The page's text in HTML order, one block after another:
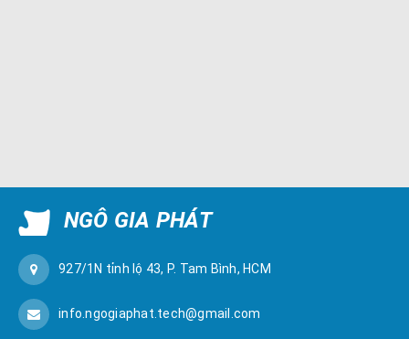
NGÔ GIA PHÁT
927/1N tỉnh lộ 43, P. Tam Bình, HCM
info.ngogiaphat.tech@gmail.com